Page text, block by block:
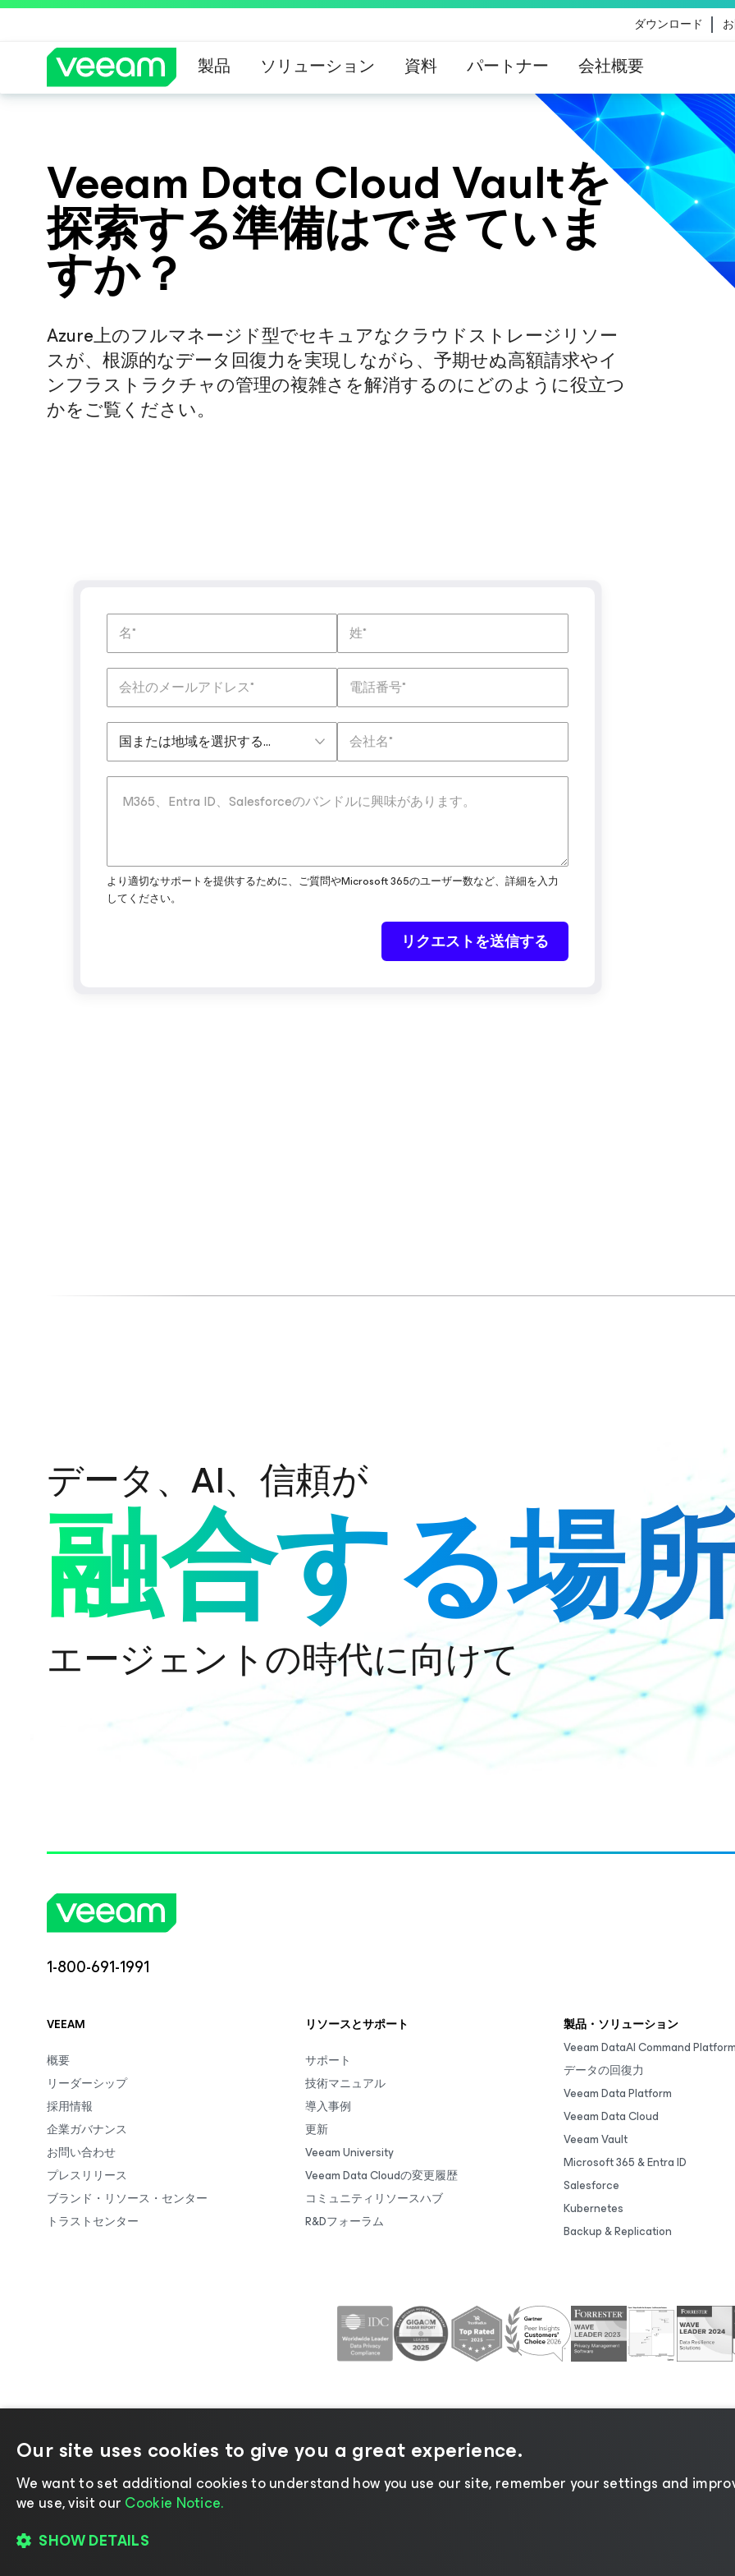
ダウンロード
製品 ソリューション 資料 パートナー 会社概要
CrowdStrikeのコンテンツ更新によって影響を受けるお客様向けの
Veeam Data Cloud Vaultを
探索する準備はできていま
すか？
Azure上のフルマネージド型でセキュアなクラウドストレージリソー
スが、根源的なデータ回復力を実現しながら、予期せぬ高額請求やイ
ンフラストラクチャの管理の複雑さを解消するのにどのように役立つ
かをご覧ください。
より適切なサポートを提供するために、ご質問やMicrosoft 365のユーザー数など、詳細を入力
してください。
リクエストを送信する
データ、AI、信頼が
融合する場
エージェントの時代に向けて
1-800-691-1991
VEEAM
概要
リーダーシップ
採用情報
企業ガバナンス
お問い合わせ
プレスリリース
ブランド・リソース・センター
トラストセンター
リソースとサポート
サポート
技術マニュアル
導入事例
更新
Veeam University
Veeam Data Cloudの変更履歴
コミュニティリソースハブ
R&Dフォーラム
製品・ソリューション
Veeam DataAI Command
データの回復力
Veeam Data Platform
Veeam Data Cloud
Veeam Vault
Microsoft 365 & Entra ID
Salesforce
Kubernetes
Backup & Replication
©2026 Veeam® Software | プライバシーに関する通知|Cookieに関する通知
Our site uses cookies to give you a great experience.
We want to set additional cookies to understand how you use our site, remember your settings and
we use, visit our Cookie Notice.
SHOW DETAILS